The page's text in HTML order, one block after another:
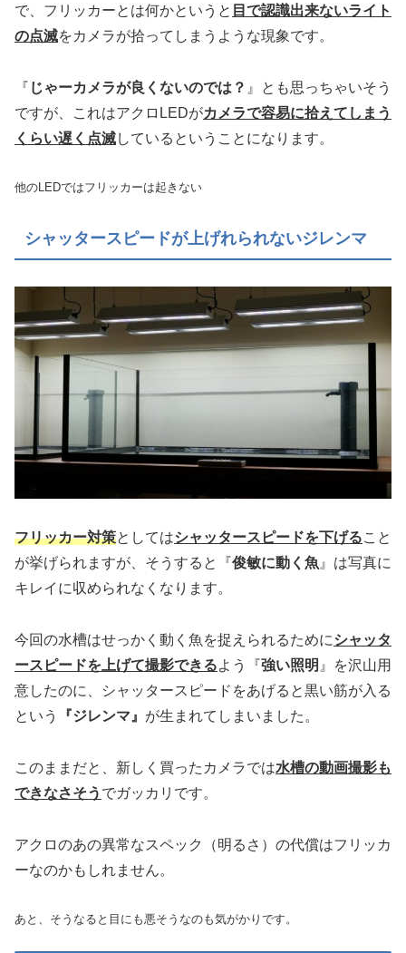
で、フリッカーとは何かというと 目で認識出来ないライト
の点滅をカメラが拾ってしまうような現象です。
『 じゃーカメラが良くないのでは？ 』とも思っちゃいそう
ですが、これはアクロLEDがカメラで容易に拾えてしまう
くらい遅く点滅しているということになります。
他のLEDではフリッカーは起きない
シャッタースピードが上げれられないジレンマ
フリッカー対策としてはシャッタースピードを下げること
が挙げられますが、そうすると『俊敏に動く魚 』は写真に
キレイに収められなくなります。
今回の水槽はせっかく動く魚を捉えられるためにシャッタ
ースピードを上げて撮影できるよう『強い照明 』を沢山用
意したのに、シャッタースピードをあげると黒い筋が入る
という
『ジレンマ』 が生まれてしまいました。
このままだと、新しく買ったカメラでは水槽の動画撮影も
できなさそう でガッカリです。
アクロのあの異常なスペック（明るさ）の代償はフリッカ
ーなのかもしれません。
あと、そうなると目にも悪そうなのも気がかりです。